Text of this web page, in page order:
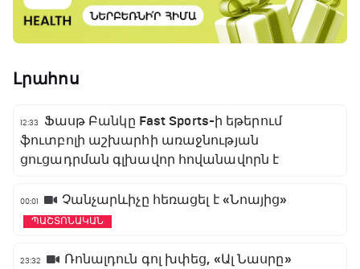
Լրահոս
12:33
Ֆասթ Բանկը Fast Sports-ի եթերում
ֆուտբոլի աշխարհի առաջնության
ցուցադրման գլխավոր հովանավորն է
00:01 Չանչարևիչը հեռացել է «Նոայից»
ՊԱՇՏՈՆԱԿԱՆ
23:32
Ռոնալդուն գոլ խփեց, «Ալ Նասրը»